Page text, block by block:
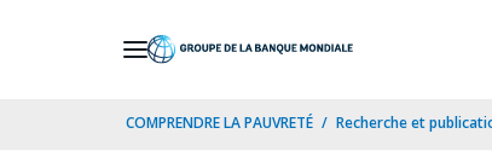
COMPRENDRE LA PAUVRETÉ Recherche et